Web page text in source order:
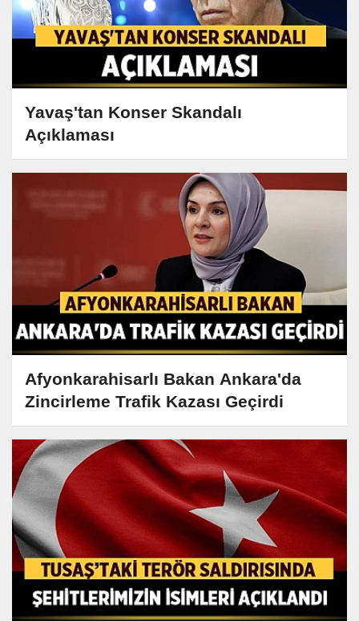
Yavaş'tan Konser Skandalı
Açıklaması
Afyonkarahisarlı Bakan Ankara'da
Zincirleme Trafik Kazası Geçirdi